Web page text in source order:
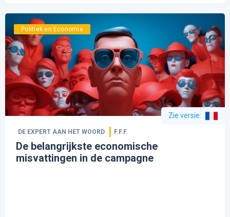
Politiek en Economie
Zie versie:
DE EXPERT AAN HET WOORD F.F.F.
De belangrijkste economische
misvattingen in de campagne